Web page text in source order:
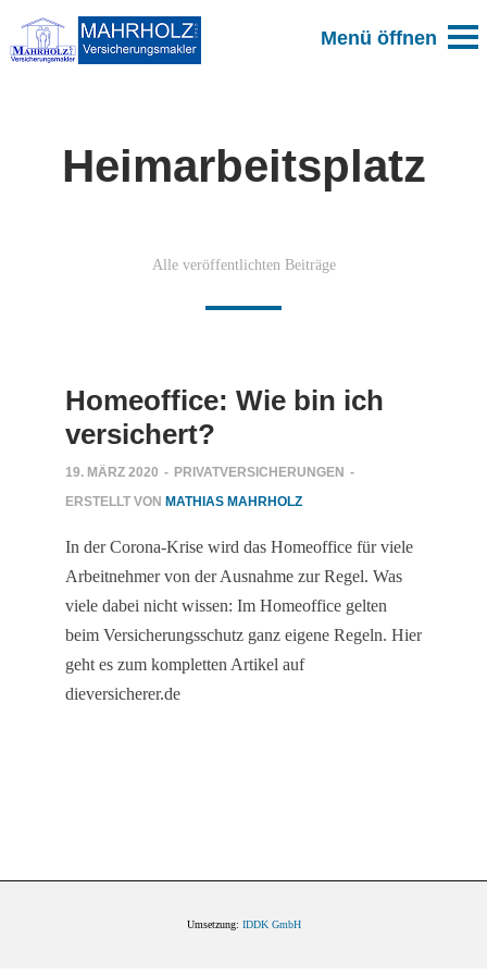
Heimarbeitsplatz
Alle veröffentlichten Beiträge
Homeoffice: Wie bin ich
versichert?
19. MÄRZ 2020 - PRIVATVERSICHERUNGEN -
ERSTELLT VON MATHIAS MAHRHOLZ
In der Corona-Krise wird das Homeoffice für viele
Arbeitnehmer von der Ausnahme zur Regel. Was
viele dabei nicht wissen: Im Homeoffice gelten
beim Versicherungsschutz ganz eigene Regeln. Hier
geht es zum kompletten Artikel auf
dieversicherer.de
Umsetzung: IDDK GmbH